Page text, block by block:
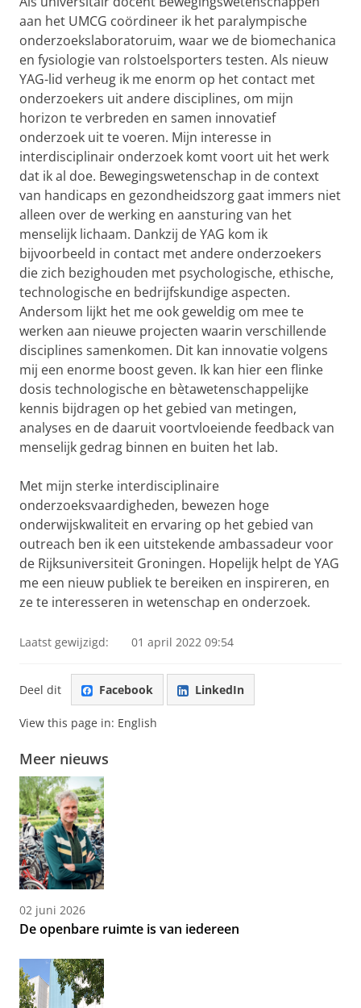
aan het UMCG coördineer ik het paralympische
onderzoekslaboratoruim, waar we de biomechanica
en fysiologie van rolstoelsporters testen. Als nieuw
YAG-lid verheug ik me enorm op het contact met
onderzoekers uit andere disciplines, om mijn
horizon te verbreden en samen innovatief
onderzoek uit te voeren. Mijn interesse in
interdisciplinair onderzoek komt voort uit het werk
dat ik al doe. Bewegingswetenschap in de context
van handicaps en gezondheidszorg gaat immers niet
alleen over de werking en aansturing van het
menselijk lichaam. Dankzij de YAG kom ik
bijvoorbeeld in contact met andere onderzoekers
die zich bezighouden met psychologische, ethische,
technologische en bedrijfskundige aspecten.
Andersom lijkt het me ook geweldig om mee te
werken aan nieuwe projecten waarin verschillende
disciplines samenkomen. Dit kan innovatie volgens
mij een enorme boost geven. Ik kan hier een flinke
dosis technologische en bètawetenschappelijke
kennis bijdragen op het gebied van metingen,
analyses en de daaruit voortvloeiende feedback van
menselijk gedrag binnen en buiten het lab.
Met mijn sterke interdisciplinaire
onderzoeksvaardigheden, bewezen hoge
onderwijskwaliteit en ervaring op het gebied van
outreach ben ik een uitstekende ambassadeur voor
de Rijksuniversiteit Groningen. Hopelijk helpt de YAG
me een nieuw publiek te bereiken en inspireren, en
ze te interesseren in wetenschap en onderzoek.
Laatst gewijzigd: 01 april 2022 09:54
Deel dit Facebook LinkedIn
View this page in: English
Meer nieuws
02 juni 2026
De openbare ruimte is van iedereen